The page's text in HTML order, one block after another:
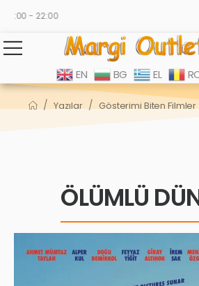
- 22:00
EN BG EL
/ Yazılar / Gösterimi Biten Filmler
ÖLÜMLÜ